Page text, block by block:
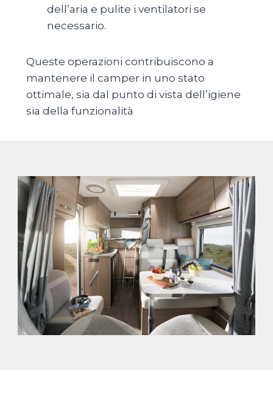
dell’aria e pulite i ventilatori se
necessario.
Queste operazioni contribuiscono a
mantenere il camper in uno stato
ottimale, sia dal punto di vista dell’igiene
sia della funzionalità